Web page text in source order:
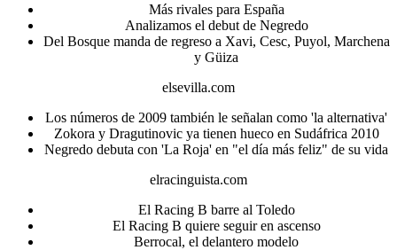
Más rivales para España
Analizamos el debut de Negredo
Del Bosque manda de regreso a Xavi, Cesc, Puyol, Marchena
y Güiza
elsevilla.com
Los números de 2009 también le señalan como 'la alternativa'
Zokora y Dragutinovic ya tienen hueco en Sudáfrica 2010
Negredo debuta con 'La Roja' en "el día más feliz" de su vida
elracinguista.com
El Racing B barre al Toledo
El Racing B quiere seguir en ascenso
Berrocal, el delantero modelo